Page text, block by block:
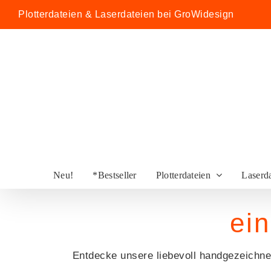
Inhalt
Plotterdateien & Laserdateien bei GroWidesign
Neu! *Bestseller Plotterdateien
Entdecke unsere liebevoll